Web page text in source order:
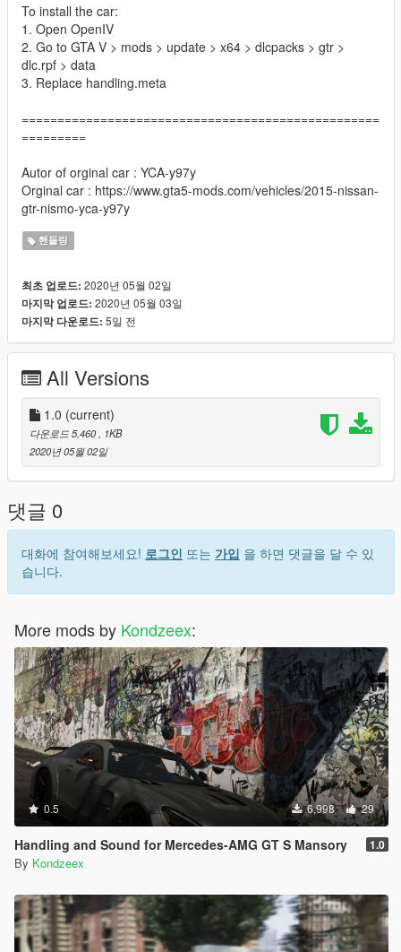
To install the car:
1. Open OpenIV
2. Go to GTA V > mods > update > x64 > dlcpacks > gtr >
dlc.rpf > data
3. Replace handling.meta
==================================================
=========
Autor of orginal car : YCA-y97y
Orginal car : https://www.gta5-mods.com/vehicles/2015-nissan-
gtr-nismo-yca-y97y
핸들링
최초 업로드: 2020년 05월 02일
마지막 업로드: 2020년 05월 03일
마지막 다운로드: 5일 전
All Versions
1.0 (current)
다운로드 5,460
, 1KB
2020년 05월 02일
댓글 0
대화에 참여해보세요! 로그인 또는 가입 을 하면 댓글을 달 수 있
습니다.
More mods by Kondzeex:
0.5 6,998 29
Handling and Sound for Mercedes-AMG GT S Mansory 1.0
By Kondzeex